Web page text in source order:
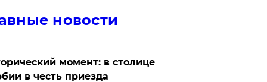
новости
момент: в столице
в честь приезда